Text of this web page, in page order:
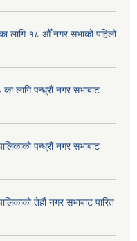
लागि १८ औँ नगर सभाको पहिलो
लागि पन्ध्रौं नगर सभाबाट
पन्ध्रौं नगर सभाबाट
तेर्हौ नगर सभाबाट पारित